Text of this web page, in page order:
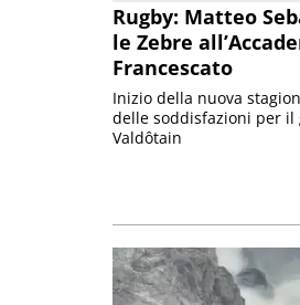
Rugby: Matteo
le Zebre
Francescato
Inizio della nuova
delle soddisfazioni per il
Valdôtain